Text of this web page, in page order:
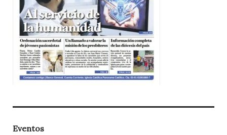
Eventos